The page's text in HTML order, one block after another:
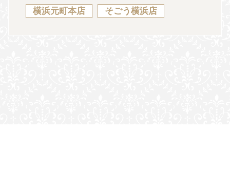
横浜元町本店 そごう横浜店